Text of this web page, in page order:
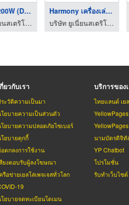
AVR – X4200W (DENON)
บริษัท ยูเนี่ยนสเตริโอ จำกัด
Harmony เครื่องเล่น ...
บริษัท ยูเนี่ยนสเตริโอ จำกัด
ยวกับเรา
ะวัติความเป็นมา
ยบายความเป็นส่วนตัว
ยบายความปลอดภัยไซเบอร์
ยบายคุกกี้
ตกลงการใช้งาน
ยงตอบรับผู้ลงโฆษณา
รือข่ายเยลโล่เพจเจสทั่วโลก
19
ยบายจดทะเบียนโดเมน
บริการของ
ไทยแลนด์ เย
นามบัตรดิจิทั
YP Chatbot
โปรโมชั่น
รับทำเว็บไซต์